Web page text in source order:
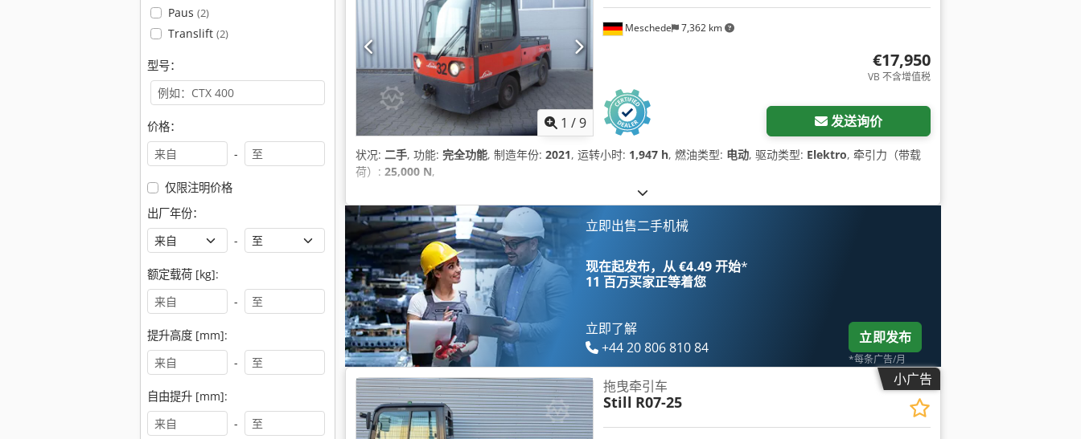
Paus (2)
Translift (2)
型号：
价格：
-
仅限注明价格
出厂年份：
-
额定载荷 [kg]:
-
提升高度 [mm]:
-
自由提升 [mm]:
-
1 /9
Meschede 7,362 km
€17,950
VB 不含增值税
发送询价
状况: 二手, 功能: 完全功能, 制造年份: 2021, 运转小时: 1,947 h, 燃油类型: 电动, 驱动类型: Elektro, 牵引力（带载
荷）: 25,000 N,
立即出售二手机械
现在起发布，从 €4.49 开始*
11 百万买家正等着您
立即了解
+44 20 806 810 84
立即发布
*每条广告/月
小广告
拖曳牵引车
Still R07-25